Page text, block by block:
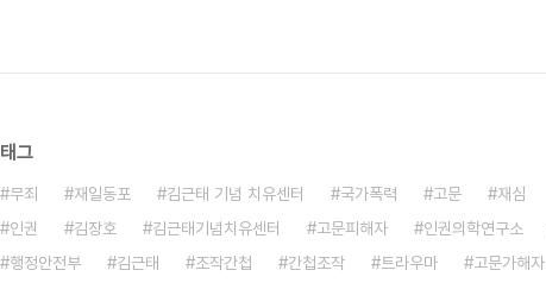
태그
무죄 재일동포 김근태 기념 치유센터 국가폭력 고문 재심
인권
김장호 김근태기념치유센터 고문피해자 인권의학연구소
행정안전부
김근태 조작간첩 간첩조작 트라우마 고문가해자